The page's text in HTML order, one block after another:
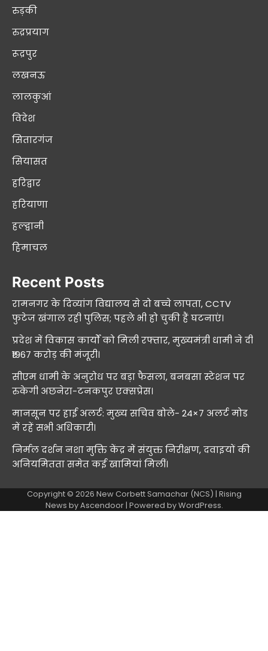
रुड़की
रुद्रप्रयाग
रूद्रपुर
लखनऊ
लालकुआं
विदेश
सितारगंज
सियासत
हरिद्वार
हरियाणा
हल्द्वानी
हिमाचल
Recent Posts
रामनगर के दिव्यांग विद्यालय से दो बच्चे लापता, CCTV
फुटेज खंगाल रही पुलिस; पहले भी हो चुकी हैं घटनाएं।
प्रदेश में विकास कार्यों को मिली रफ्तार, मुख्यमंत्री धामी ने दी
₹1967 करोड़ की मंजूरी।
सीएम धामी के अनुरोध पर बड़ा फैसला, बनबसा स्टेशन पर
रुकेगी अछनेरा-टनकपुर एक्सप्रेस।
मानसून पर हाई अलर्ट: मुख्य सचिव बोले- 24×7 अलर्ट मोड
में रहें सभी अधिकारी।
निर्मल दर्शन नशा मुक्ति केंद्र में संयुक्त निरीक्षण, दवाइयों की
अनियमितता समेत कई खामियां मिलीं।
Copyright © 2026 New Corbett Samachar (NCS) | Rising
News byAscendoor| Powered byWordPress.